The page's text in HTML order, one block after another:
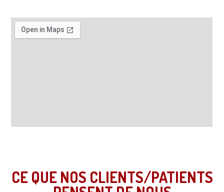
CE QUE NOS CLIENTS/PATIENTS